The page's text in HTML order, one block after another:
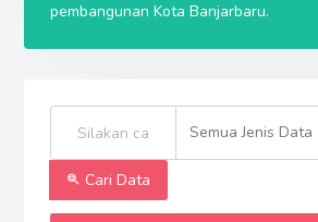
pembangunan Kota Banjarbaru.
Semua Jenis Data
Cari Data